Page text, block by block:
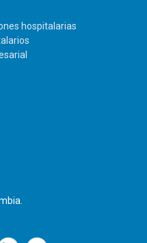
hospitalarias